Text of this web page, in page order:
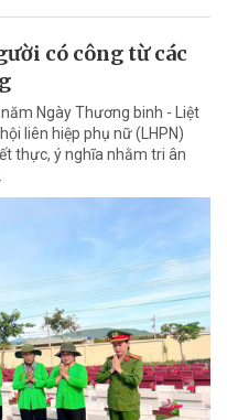
có công từ các
Ngày Thương binh - Liệt
liên hiệp phụ nữ (LHPN)
thực, ý nghĩa nhằm tri ân